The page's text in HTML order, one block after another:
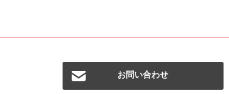
お問い合わせ